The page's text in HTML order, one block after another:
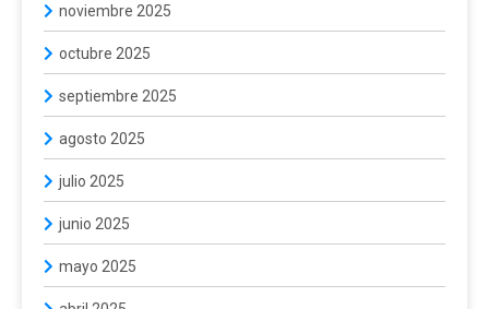
noviembre 2025
octubre 2025
septiembre 2025
agosto 2025
julio 2025
junio 2025
mayo 2025